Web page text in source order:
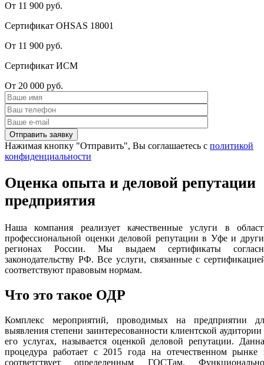
От 11 900 руб.
Сертификат OHSAS 18001
От 11 900 руб.
Сертификат ИСМ
От 20 000 руб.
Нажимая кнопку "Отправить", Вы соглашаетесь с политикой
конфиденциальности
Оценка опыта и деловой репутации
предприятия
Наша компания реализует качественные услуги в
профессиональной оценки деловой репутации в Уфе и
регионах России. Мы выдаем сертификаты
законодательству РФ. Все услуги, связанные с
соответствуют правовым нормам.
Что это такое ОДР
Комплекс мероприятий, проводимых на предприятии
выявления степени заинтересованности клиентской аудитории
его услугах, называется оценкой деловой репутации.
процедура работает с 2015 года на отечественном рынке
соответствует определенным ГОСТам.